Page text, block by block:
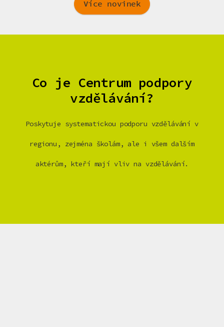
Více novinek
Co je Centrum podpory
vzdělávání?
Poskytuje systematickou podporu vzdělávání v
regionu, zejména školám, ale i všem dalším
aktérům, kteří mají vliv na vzdělávání.